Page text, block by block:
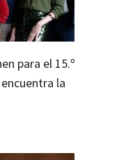
para el 15.º
la